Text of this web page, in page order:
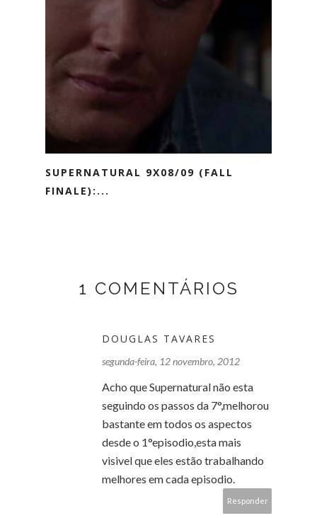
SUPERNATURAL 9X08/09 (FALL
FINALE):...
1 COMENTÁRIOS
DOUGLAS TAVARES
segunda-feira, 12 novembro, 2012
Acho que Supernatural não esta
seguindo os passos da 7°,melhorou
bastante em todos os aspectos
desde o 1°episodio,esta mais
visivel que eles estão trabalhando
melhores em cada episodio.
Responder